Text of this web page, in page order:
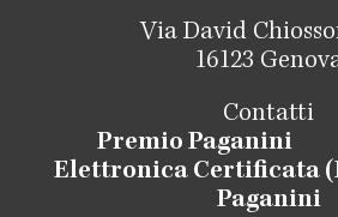
Via David
16123
Contatti
Premio Paganini
Elettronica Certificata
Paganini